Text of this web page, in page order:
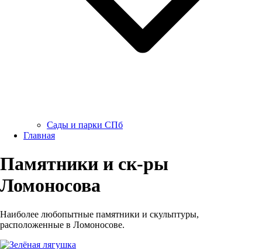
Сады и парки СПб
Главная
Памятники и ск-ры
Ломоносова
Наиболее любопытные памятники и скульптуры,
расположенные в Ломоносове.